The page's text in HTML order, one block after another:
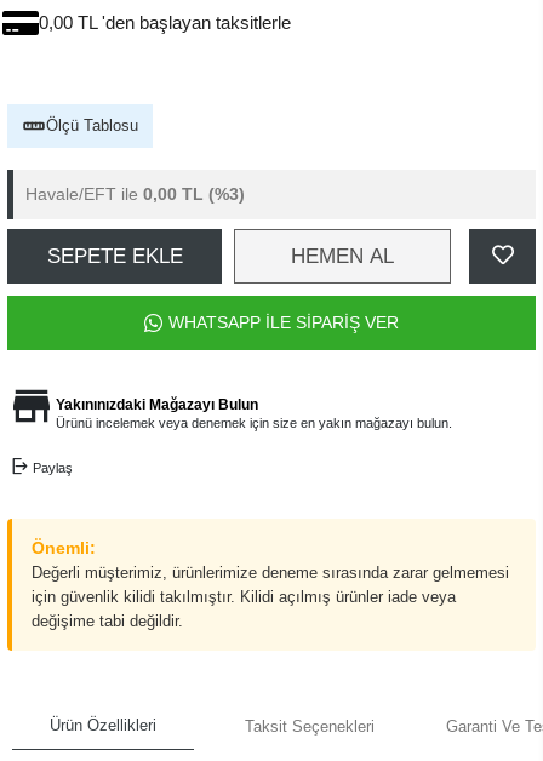
0,00 TL 'den başlayan taksitlerle
Ölçü Tablosu
Havale/EFT ile 0,00 TL (%3)
SEPETE EKLE HEMEN AL
WHATSAPP İLE SİPARİŞ VER
Yakınınızdaki Mağazayı Bulun
Ürünü incelemek veya denemek için size en yakın mağazayı bulun.
Paylaş
Önemli:
Değerli müşterimiz, ürünlerimize deneme sırasında zarar gelmemesi
için güvenlik kilidi takılmıştır. Kilidi açılmış ürünler iade veya
değişime tabi değildir.
Ürün Özellikleri Taksit Seçenekleri Garanti Ve